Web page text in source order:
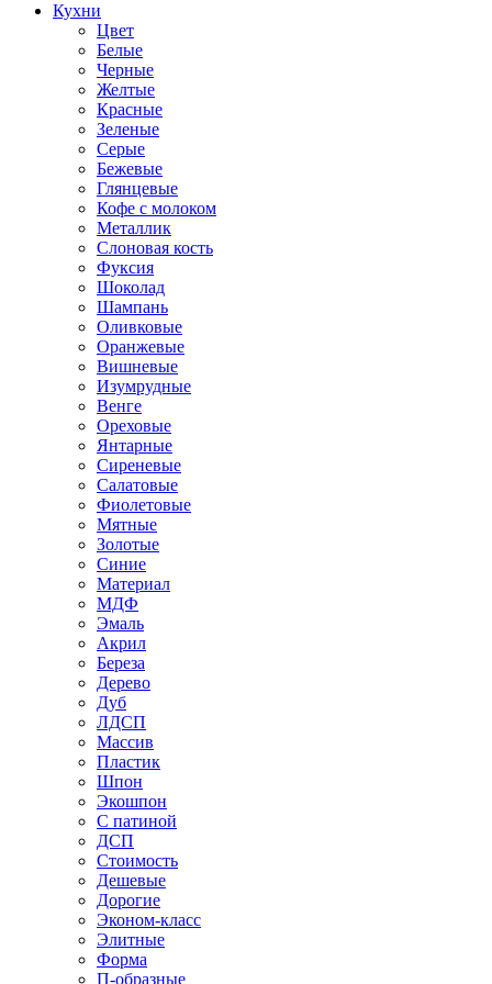
Кухни
Цвет
Белые
Черные
Желтые
Красные
Зеленые
Серые
Бежевые
Глянцевые
Кофе с молоком
Металлик
Слоновая кость
Фуксия
Шоколад
Шампань
Оливковые
Оранжевые
Вишневые
Изумрудные
Венге
Ореховые
Янтарные
Сиреневые
Салатовые
Фиолетовые
Мятные
Золотые
Синие
Материал
МДФ
Эмаль
Акрил
Береза
Дерево
Дуб
ЛДСП
Массив
Пластик
Шпон
Экошпон
С патиной
ДСП
Стоимость
Дешевые
Дорогие
Эконом-класс
Элитные
Форма
П-образные